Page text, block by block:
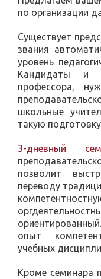
по организации
Существует
звания
уровень
Кандидаты и
профессора,
школьные
такую
3-дневный
позволит
переводу
опыт
учебных
Кроме семинара